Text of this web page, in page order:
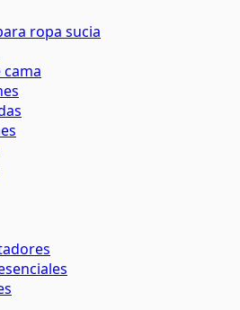
ropa sucia
cama